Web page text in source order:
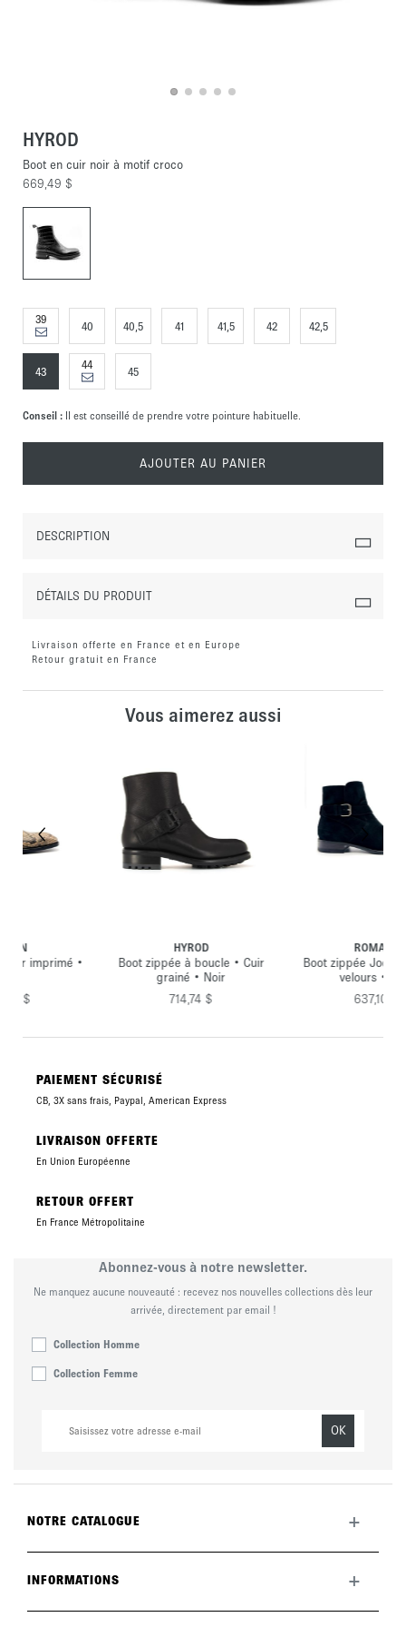
HYROD
Boot en cuir noir à motif croco
669,49 $
39
40 40,5 41 41,5 42 42,5
43
44
45
Conseil : Il est conseillé de prendre votre pointure habituelle.
AJOUTER AU PANIER
DESCRIPTION
DÉTAILS DU PRODUIT
Livraison offerte en France et en Europe
Retour gratuit en France
Vous aimerez aussi
• Cuir
ROMAIN
Boot zippée Jodhpur • Cuir
velours • Noir
637,10 $
OFF ROAD
Boot à lacets • Cuir
Artésian
593,90 $
PAIEMENT SÉCURISÉ
CB, 3X sans frais, Paypal, American Express
LIVRAISON OFFERTE
En Union Européenne
RETOUR OFFERT
En France Métropolitaine
Abonnez-vous à notre newsletter.
Ne manquez aucune nouveauté : recevez nos nouvelles collections dès leur
arrivée, directement par email !
Collection Homme
Collection Femme
OK
NOTRE CATALOGUE +
La marque
INFORMATIONS +